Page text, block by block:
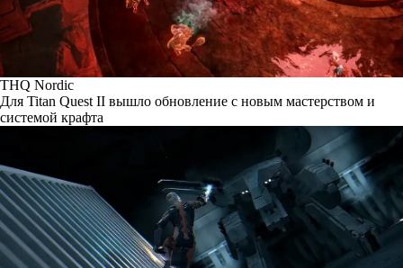
THQ Nordic
Для Titan Quest II вышло обновление с новым мастерством и
системой крафта